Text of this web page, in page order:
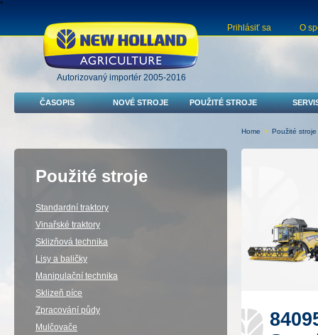
"
Autorizovaný importér 2005-2016
Prihlásiť sa O
ČASOPIS NOVÉ STROJE POUŽITÉ STROJE
Home > Použité stroje
Použité stroje
Standardní traktory
Vinařské traktory
Sklizňová technika
Lisy a baličky
Manipulační technika
Sklizeň píce
Zpracování půdy
Mulčovače